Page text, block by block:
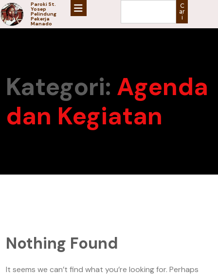
Paroki St.
Yosep
Pelindung
Pekerja
Manado
C
ar
i
Kategori: Agenda
dan Kegiatan
Nothing Found
It seems we can’t find what you’re looking for. Perhaps